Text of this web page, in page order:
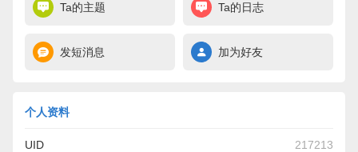
Ta的主题 Ta的日志
发短消息 加为好友
个人资料
UID 217213